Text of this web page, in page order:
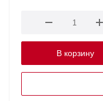
В корзину